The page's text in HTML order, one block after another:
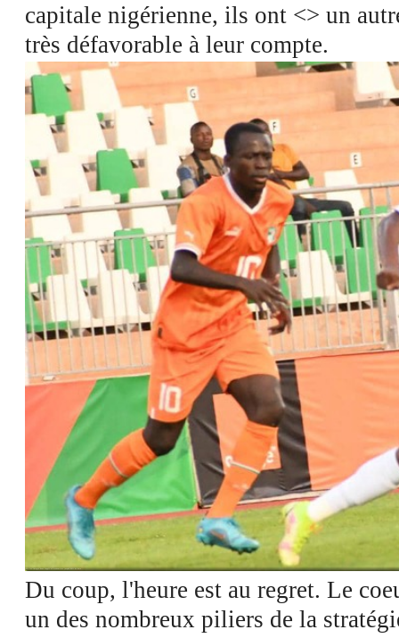
capitale nigérienne, ils ont <> un
très défavorable à leur compte.
Voir les images dans l'appli et economisez jusqu'à 80% de data
Du coup, l'heure est au regret. Le
un des nombreux piliers de la